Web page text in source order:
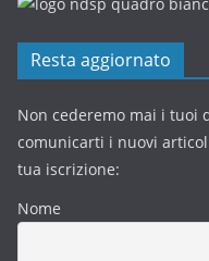
Resta aggiornato
Non cederemo mai i tuoi
comunicarti i nuovi
tua iscrizione:
Nome